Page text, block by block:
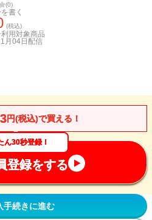
(0)
書く
(税込)
用対象商品
月04日 配信
円(税込)で買える！
ん30秒登録！
登録をする
手続きに進む